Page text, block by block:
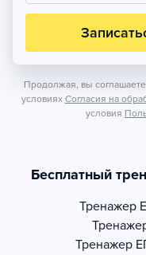
Продолжая, вы
условиях Согласия на
условия
Бесплатный
Тренажер
Тренажер